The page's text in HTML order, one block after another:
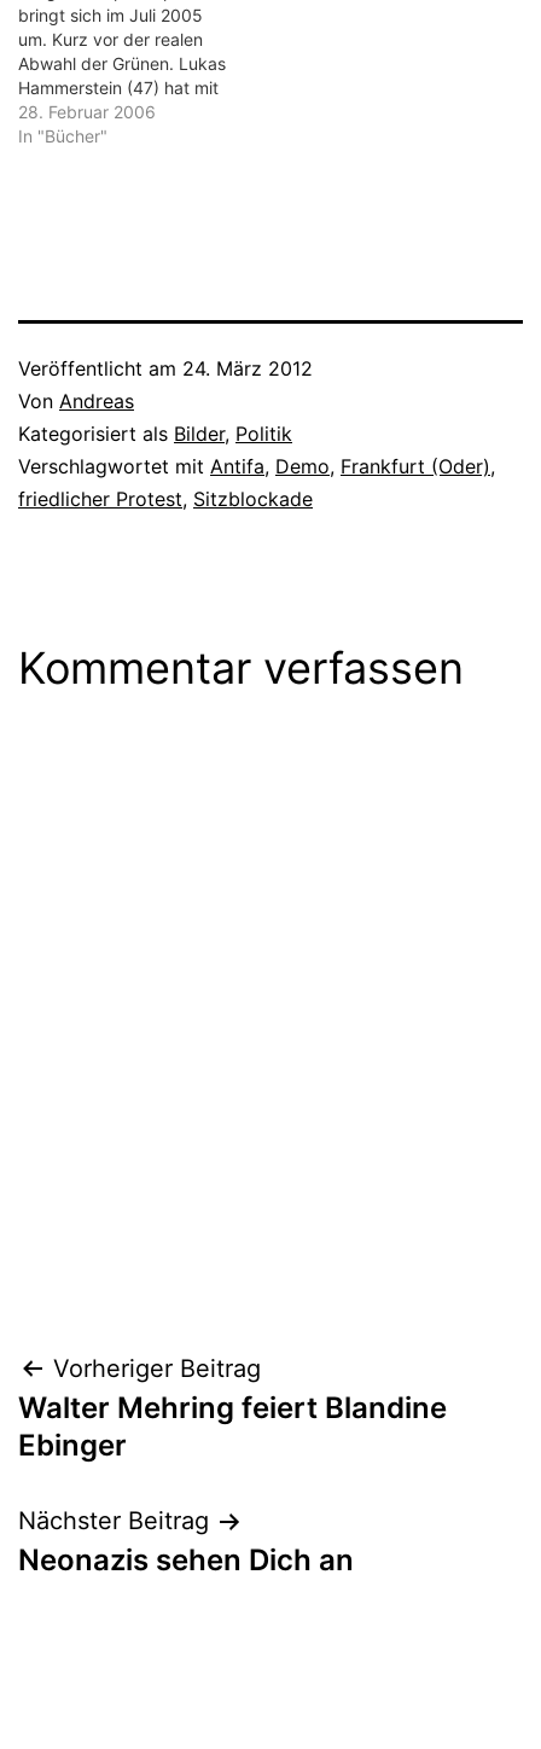
Nach einer sponatenen
Sitzblockade der Neonazis
machten sie sich doch auf
den…
bringt sich im Juli 2005
um. Kurz vor der realen
Abwahl der Grünen. Lukas
Hammerstein (47) hat mit
"Video" genau zum
richtigen Zeitpunkt das
28. Februar 2006
In "Bücher"
Veröffentlicht am 24. März 2012
Von Andreas
Kategorisiert als Bilder, Politik
Verschlagwortet mit Antifa, Demo, Frankfurt (Oder),
friedlicher Protest, Sitzblockade
Kommentar verfassen
Beitragsnavigation
Vorheriger Beitrag
Walter Mehring feiert Blandine
Ebinger
Nächster Beitrag
Neonazis sehen Dich an